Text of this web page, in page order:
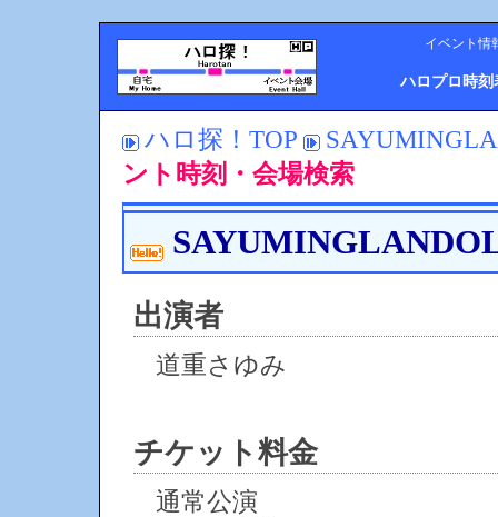
イベント情
ハロプロ時刻
ハロ探！TOP
ント時刻・会場検索
出演者
道重さゆみ
チケット料金
通常公演